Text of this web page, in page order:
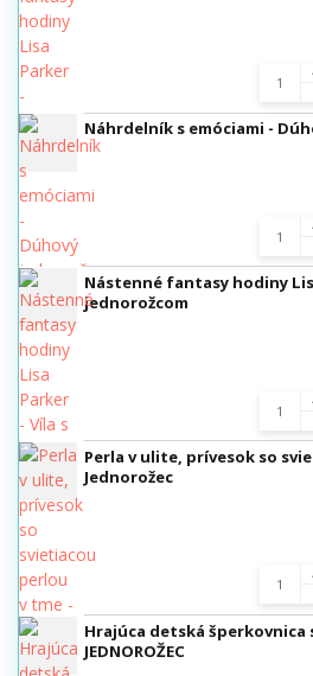
Náhrdelník s emóciami -
Nástenné fantasy hodiny
jednorožcom
Perla v ulite, prívesok so
Jednorožec
Hrajúca detská šperkovnica
JEDNOROŽEC